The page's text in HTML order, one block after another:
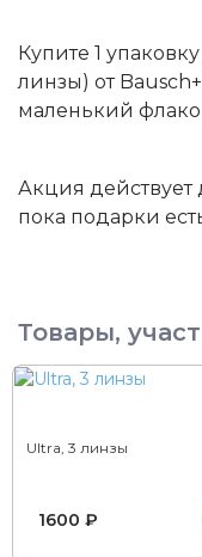
Купите 1
линзы) от
маленький
Акция действует
пока подарки
Товары,
Ultra, 3 линзы
1600 ₽